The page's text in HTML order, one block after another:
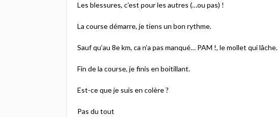
Les blessures, c’est pour les autres (…ou pas) !
La course démarre, je tiens un bon rythme.
Sauf qu’au 8e km, ca n’a pas manqué… PAM !, le mollet qui lâche.
Fin de la course, je finis en boitillant.
Est-ce que je suis en colère ?
Pas du tout